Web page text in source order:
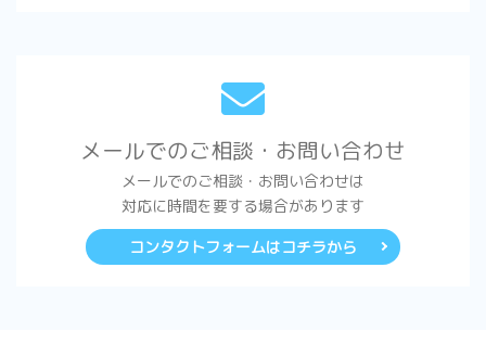
メールでのご相談・お問い合わせ
メールでのご相談・お問い合わせは
対応に時間を要する場合があります
コンタクトフォームはコチラから